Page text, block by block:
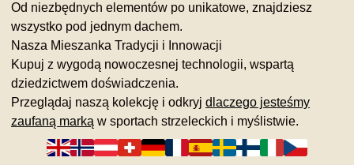
Od niezbędnych elementów po unikatowe, znajdziesz
wszystko pod jednym dachem.
Nasza Mieszanka Tradycji i Innowacji
Kupuj z wygodą nowoczesnej technologii, wspartą
dziedzictwem doświadczenia.
Przeglądaj naszą kolekcję i odkryj dlaczego jesteśmy
zaufaną marką w sportach strzeleckich i myślistwie.